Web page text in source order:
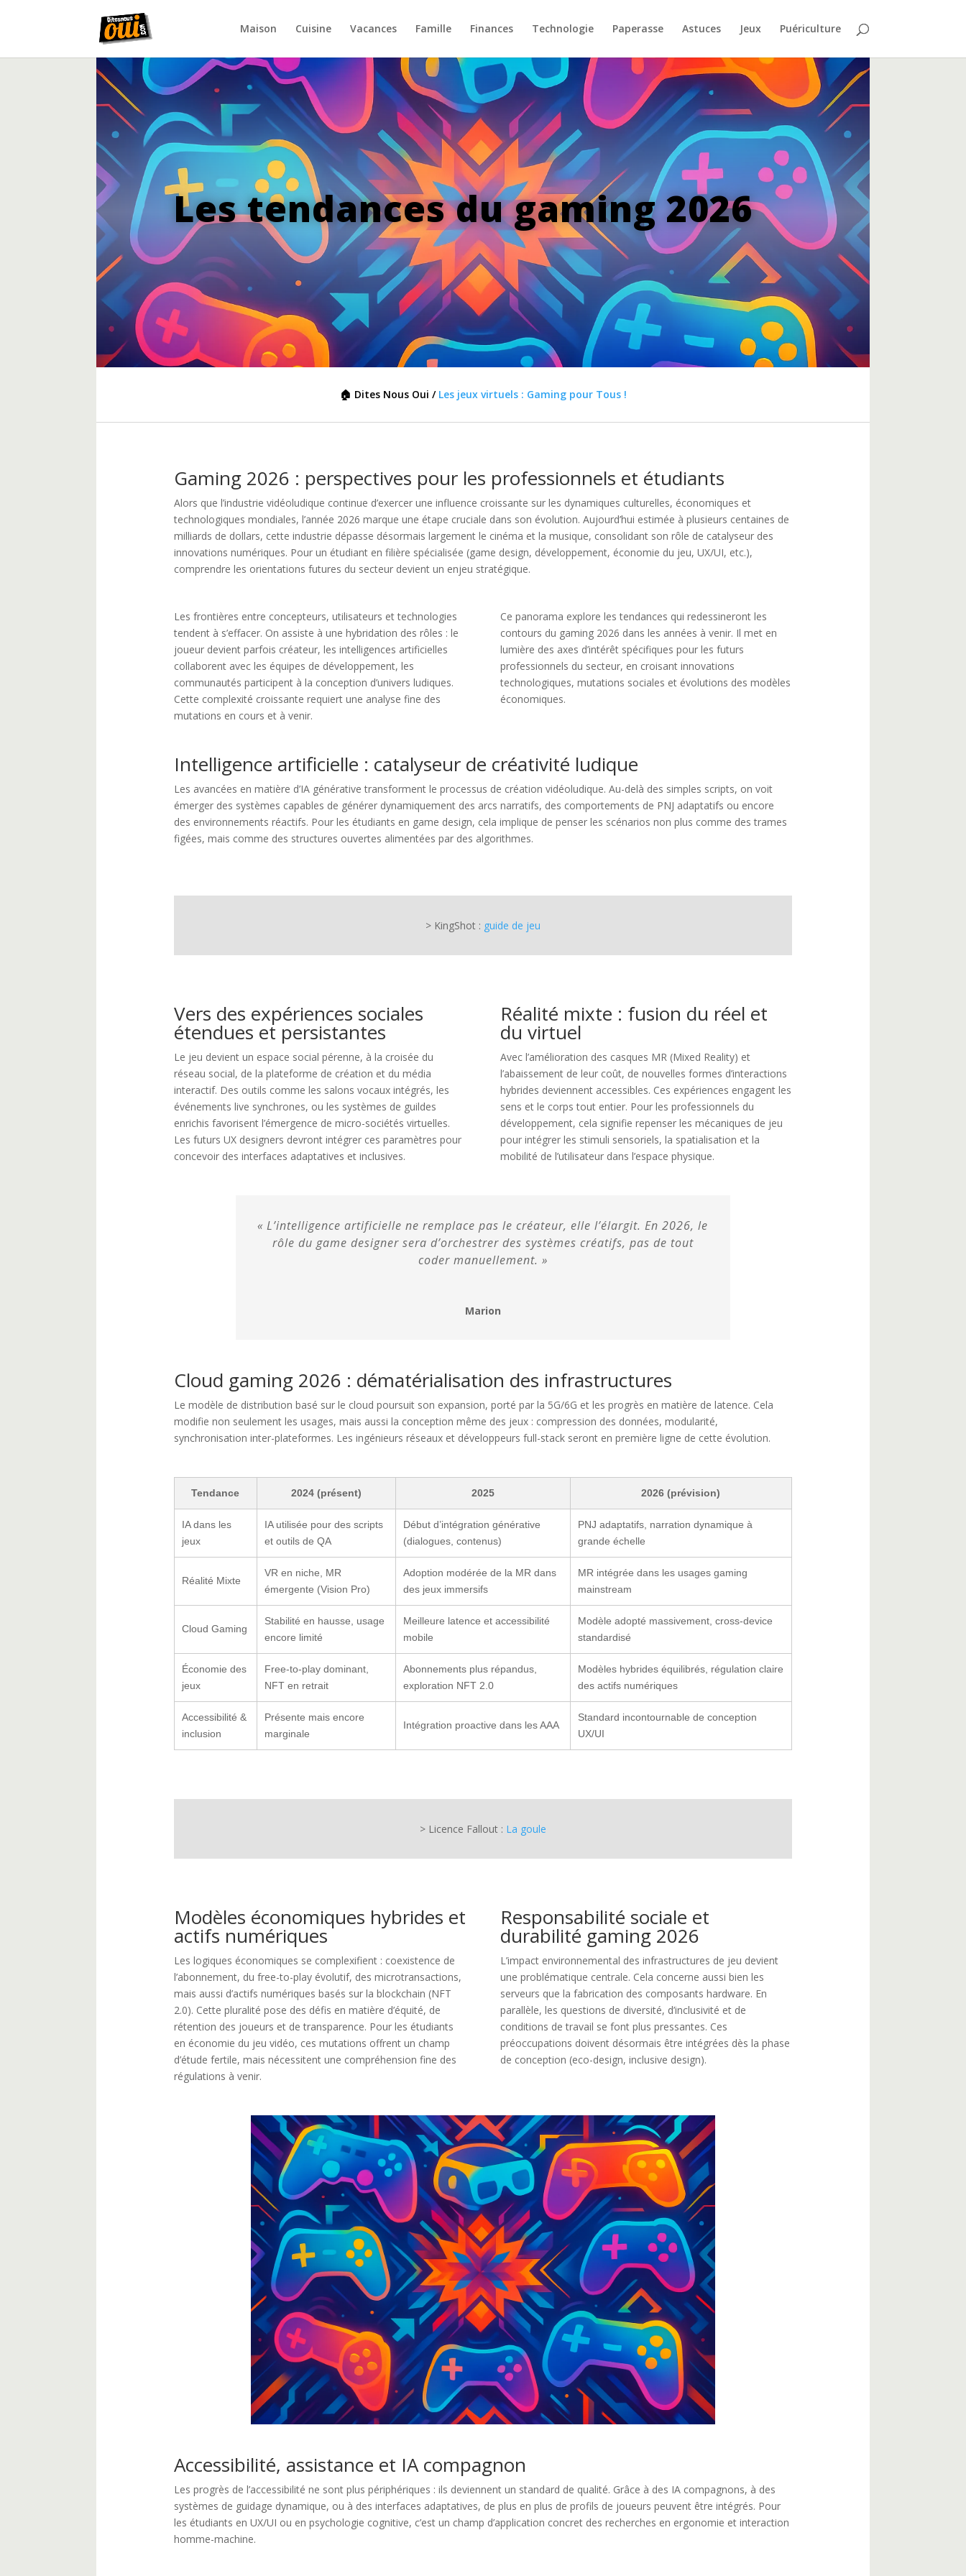
Maison Cuisine Vacances Famille Finances Technologie Paperasse Astuces Jeux Puériculture
Les tendances du gaming 2026
🏠 Dites Nous Oui / Les jeux virtuels : Gaming pour Tous !
Gaming 2026 : perspectives pour les professionnels et étudiants
Alors que l’industrie vidéoludique continue d’exercer une influence croissante sur les dynamiques culturelles, économiques et
technologiques mondiales, l’année 2026 marque une étape cruciale dans son évolution. Aujourd’hui estimée à plusieurs centaines de
milliards de dollars, cette industrie dépasse désormais largement le cinéma et la musique, consolidant son rôle de catalyseur des
innovations numériques. Pour un étudiant en filière spécialisée (game design, développement, économie du jeu, UX/UI, etc.),
comprendre les orientations futures du secteur devient un enjeu stratégique.
Les frontières entre concepteurs, utilisateurs et technologies
tendent à s’effacer. On assiste à une hybridation des rôles : le
joueur devient parfois créateur, les intelligences artificielles
collaborent avec les équipes de développement, les
communautés participent à la conception d’univers ludiques.
Cette complexité croissante requiert une analyse fine des
mutations en cours et à venir.
Ce panorama explore les tendances qui redessineront les
contours du gaming 2026 dans les années à venir. Il met en
lumière des axes d’intérêt spécifiques pour les futurs
professionnels du secteur, en croisant innovations
technologiques, mutations sociales et évolutions des modèles
économiques.
Intelligence artificielle : catalyseur de créativité ludique
Les avancées en matière d’IA générative transforment le processus de création vidéoludique. Au-delà des simples scripts, on voit
émerger des systèmes capables de générer dynamiquement des arcs narratifs, des comportements de PNJ adaptatifs ou encore
des environnements réactifs. Pour les étudiants en game design, cela implique de penser les scénarios non plus comme des trames
figées, mais comme des structures ouvertes alimentées par des algorithmes.
> KingShot : guide de jeu
Vers des expériences sociales
étendues et persistantes
Le jeu devient un espace social pérenne, à la croisée du
réseau social, de la plateforme de création et du média
interactif. Des outils comme les salons vocaux intégrés, les
événements live synchrones, ou les systèmes de guildes
enrichis favorisent l’émergence de micro-sociétés virtuelles.
Les futurs UX designers devront intégrer ces paramètres pour
concevoir des interfaces adaptatives et inclusives.
Réalité mixte : fusion du réel et
du virtuel
Avec l’amélioration des casques MR (Mixed Reality) et
l’abaissement de leur coût, de nouvelles formes d’interactions
hybrides deviennent accessibles. Ces expériences engagent les
sens et le corps tout entier. Pour les professionnels du
développement, cela signifie repenser les mécaniques de jeu
pour intégrer les stimuli sensoriels, la spatialisation et la
mobilité de l’utilisateur dans l’espace physique.
« L’intelligence artificielle ne remplace pas le créateur, elle l’élargit. En 2026, le
rôle du game designer sera d’orchestrer des systèmes créatifs, pas de tout
coder manuellement. »
Marion
Cloud gaming 2026 : dématérialisation des infrastructures
Le modèle de distribution basé sur le cloud poursuit son expansion, porté par la 5G/6G et les progrès en matière de latence. Cela
modifie non seulement les usages, mais aussi la conception même des jeux : compression des données, modularité,
synchronisation inter-plateformes. Les ingénieurs réseaux et développeurs full-stack seront en première ligne de cette évolution.
Tendance 2024 (présent) 2025 2026 (prévision)
IA dans les
jeux
IA utilisée pour des scripts
et outils de QA
Début d’intégration générative
(dialogues, contenus)
PNJ adaptatifs, narration dynamique à
grande échelle
Réalité Mixte
VR en niche, MR
émergente (Vision Pro)
Adoption modérée de la MR dans
des jeux immersifs
MR intégrée dans les usages gaming
mainstream
Cloud Gaming
Stabilité en hausse, usage
encore limité
Meilleure latence et accessibilité
mobile
Modèle adopté massivement, cross-device
standardisé
Économie des
jeux
Free-to-play dominant,
NFT en retrait
Abonnements plus répandus,
exploration NFT 2.0
Modèles hybrides équilibrés, régulation claire
des actifs numériques
Accessibilité &
inclusion
Présente mais encore
marginale
Intégration proactive dans les AAA
Standard incontournable de conception
UX/UI
> Licence Fallout : La goule
Modèles économiques hybrides et
actifs numériques
Les logiques économiques se complexifient : coexistence de
l’abonnement, du free-to-play évolutif, des microtransactions,
mais aussi d’actifs numériques basés sur la blockchain (NFT
2.0). Cette pluralité pose des défis en matière d’équité, de
rétention des joueurs et de transparence. Pour les étudiants
en économie du jeu vidéo, ces mutations offrent un champ
d’étude fertile, mais nécessitent une compréhension fine des
régulations à venir.
Responsabilité sociale et
durabilité gaming 2026
L’impact environnemental des infrastructures de jeu devient
une problématique centrale. Cela concerne aussi bien les
serveurs que la fabrication des composants hardware. En
parallèle, les questions de diversité, d’inclusivité et de
conditions de travail se font plus pressantes. Ces
préoccupations doivent désormais être intégrées dès la phase
de conception (eco-design, inclusive design).
Accessibilité, assistance et IA compagnon
Les progrès de l’accessibilité ne sont plus périphériques : ils deviennent un standard de qualité. Grâce à des IA compagnons, à des
systèmes de guidage dynamique, ou à des interfaces adaptatives, de plus en plus de profils de joueurs peuvent être intégrés. Pour
les étudiants en UX/UI ou en psychologie cognitive, c’est un champ d’application concret des recherches en ergonomie et interaction
homme-machine.